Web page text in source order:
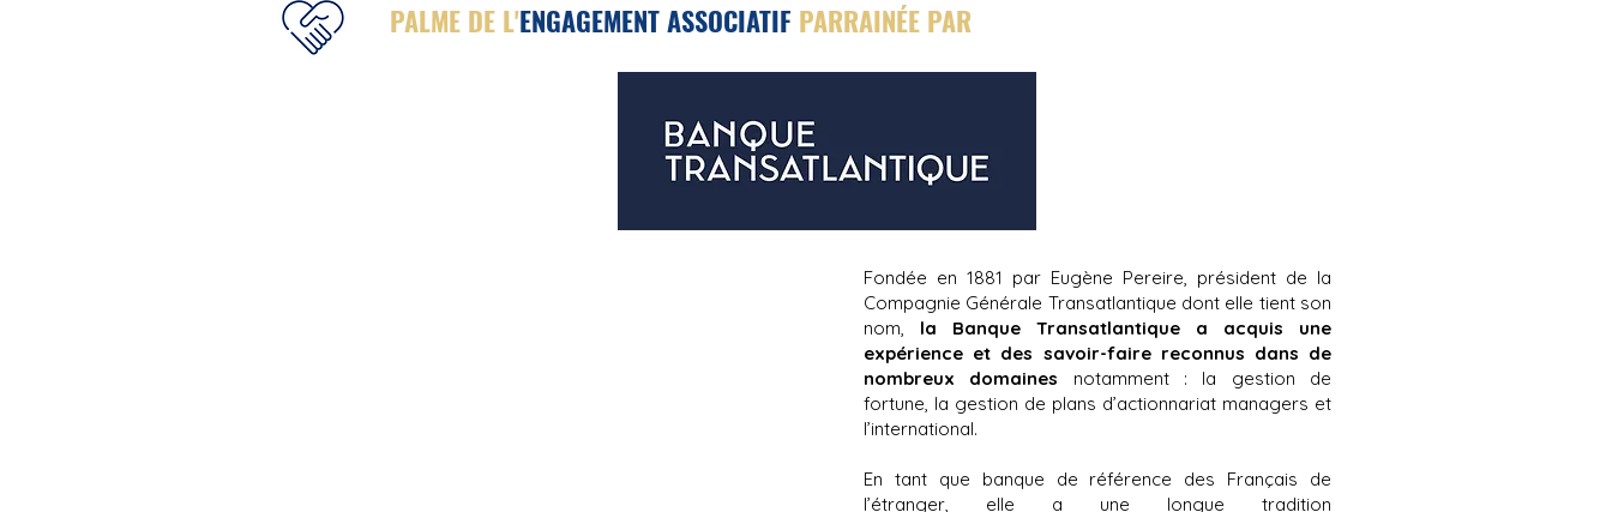
PALME DE L'ENGAGEMENT ASSOCIATIF PARRAINÉE PAR
Fondée en 1881 par Eugène Pereire, président de la
Compagnie Générale Transatlantique dont elle tient son
nom, la Banque Transatlantique a acquis une
expérience et des savoir-faire reconnus dans de
nombreux domaines notamment : la gestion de
fortune, la gestion de plans d’actionnariat managers et
l’international.
En tant que banque de référence des Français de
l’étranger, elle a une longue tradition